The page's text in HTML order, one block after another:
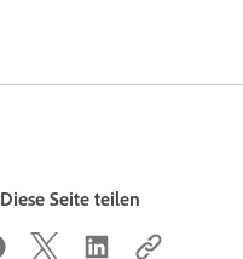
Diese Seite teilen